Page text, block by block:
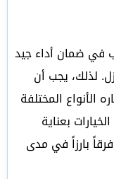
في ضمان أداء جيد
لذلك، يجب أن
المختلفة
بعناية
بارزاً في مدى